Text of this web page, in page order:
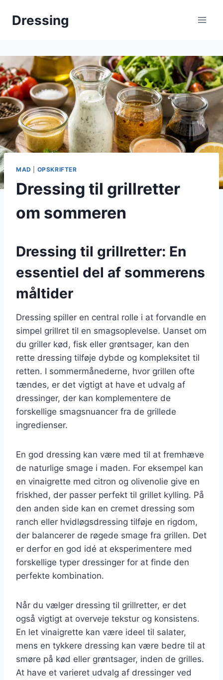
Dressing
MAD OPSKRIFTER
Dressing til grillretter
om sommeren
Dressing til grillretter: En
essentiel del af sommerens
måltider
Dressing spiller en central rolle i at forvandle en
simpel grillret til en smagsoplevelse. Uanset om
du griller kød, fisk eller grøntsager, kan den
rette dressing tilføje dybde og kompleksitet til
retten. I sommermånederne, hvor grillen ofte
tændes, er det vigtigt at have et udvalg af
dressinger, der kan komplementere de
forskellige smagsnuancer fra de grillede
ingredienser.
En god dressing kan være med til at fremhæve
de naturlige smage i maden. For eksempel kan
en vinaigrette med citron og olivenolie give en
friskhed, der passer perfekt til grillet kylling. På
den anden side kan en cremet dressing som
ranch eller hvidløgsdressing tilføje en rigdom,
der balancerer de røgede smage fra grillen. Det
er derfor en god idé at eksperimentere med
forskellige typer dressinger for at finde den
perfekte kombination.
Når du vælger dressing til grillretter, er det
også vigtigt at overveje tekstur og konsistens.
En let vinaigrette kan være ideel til salater,
mens en tykkere dressing kan være bedre til at
smøre på kød eller grøntsager, inden de grilles.
At have et varieret udvalg af dressinger ved